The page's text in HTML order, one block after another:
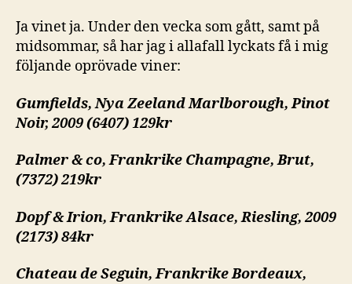
Ja vinet ja. Under den vecka som gått, samt på
midsommar, så har jag i allafall lyckats få i mig
följande oprövade viner:
Gumfields, Nya Zeeland Marlborough, Pinot
Noir, 2009 (6407) 129kr
Palmer & co, Frankrike Champagne, Brut,
(7372) 219kr
Dopf & Irion, Frankrike Alsace, Riesling, 2009
(2173) 84kr
Chateau de Seguin, Frankrike Bordeaux,